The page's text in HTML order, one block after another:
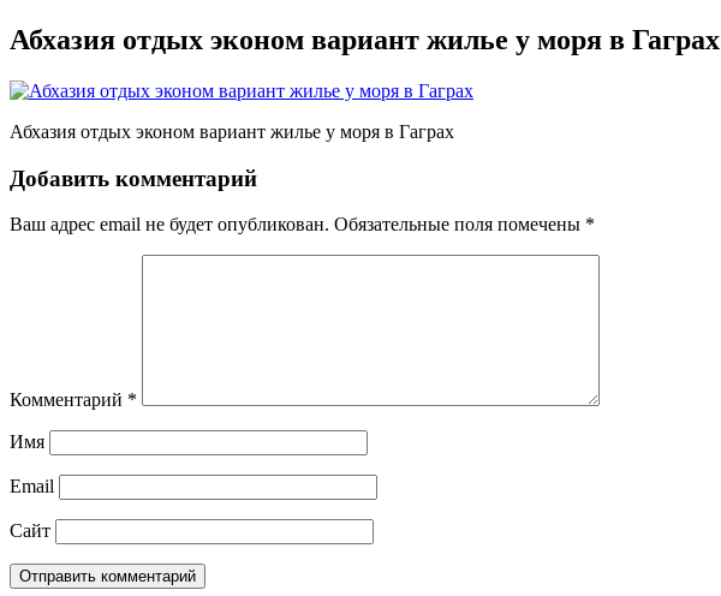
Абхазия отдых эконом вариант жилье у моря в Гаграх
Абхазия отдых эконом вариант жилье у моря в Гаграх
Добавить комментарий
Ваш адрес email не будет опубликован. Обязательные поля помечены *
Комментарий *
Имя
Email
Сайт